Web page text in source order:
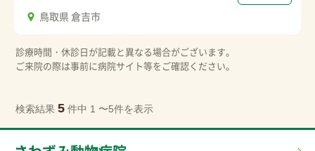
鳥取県 倉吉市
診療時間・休診日が記載と異なる場合がございます。
ご来院の際は事前に病院サイト等をご確認ください。
検索結果 5 件中 1 〜5件を表示